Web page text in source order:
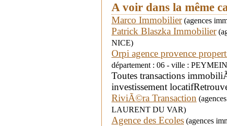
A voir dans la même
Marco Immobilier(agences
Patrick Blaszka Immobilier
NICE)
Orpi agence provence
département : 06 - ville :
Toutes transactions
investissement
RiviÃ©ra Transaction
LAURENT DU VAR)
Agence des Ecoles (agences